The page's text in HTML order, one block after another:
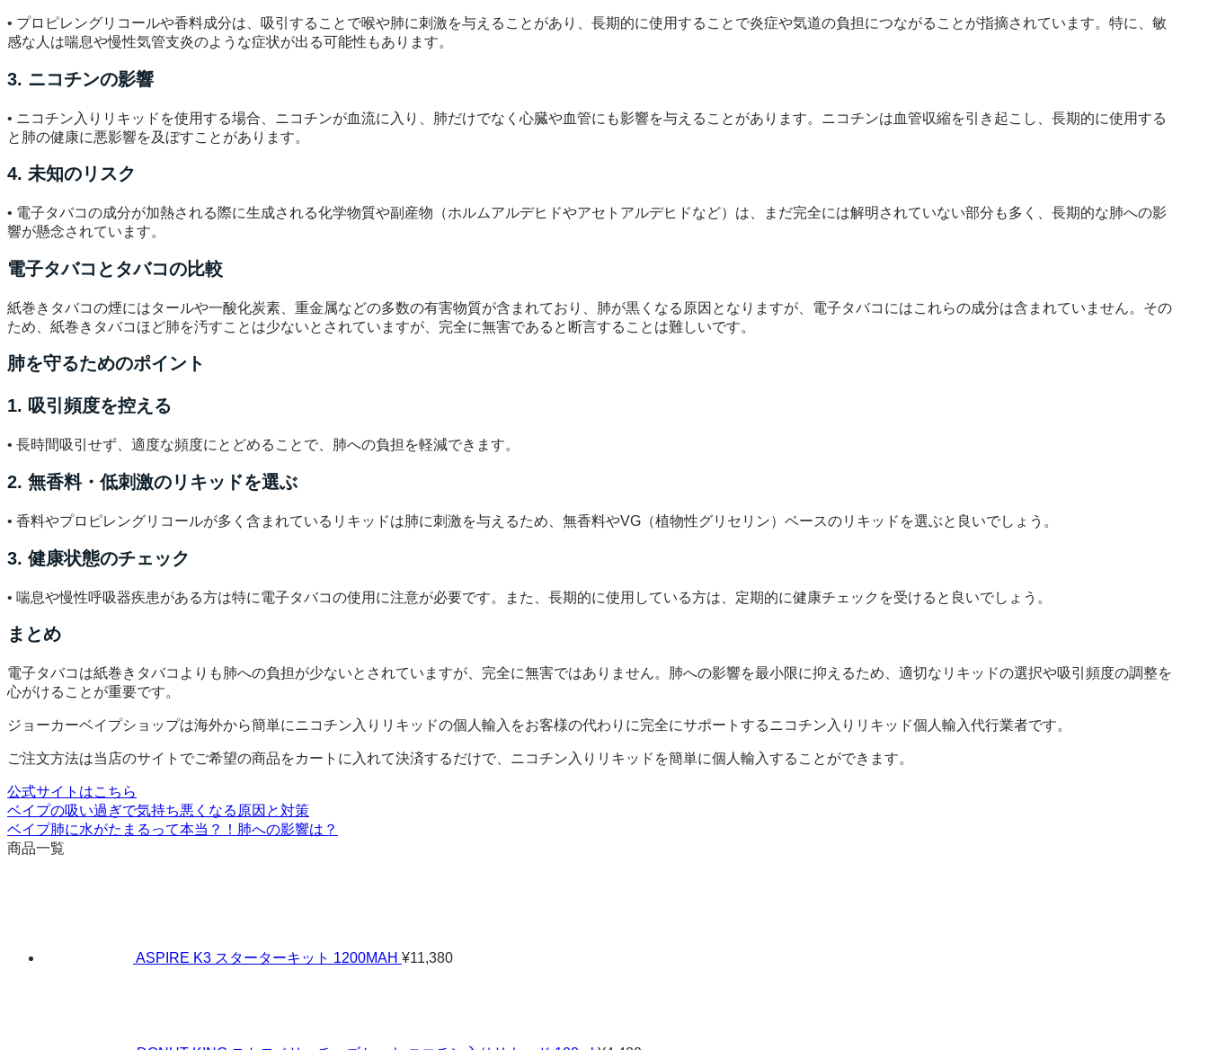
• プロピレングリコールや香料成分は、吸引することで喉や肺に刺激を与えることがあり、長期的に使用することで炎症や気道の負担につながることが指摘されています。特に、敏
感な人は喘息や慢性気管支炎のような症状が出る可能性もあります。
3. ニコチンの影響
• ニコチン入りリキッドを使用する場合、ニコチンが血流に入り、肺だけでなく心臓や血管にも影響を与えることがあります。ニコチンは血管収縮を引き起こし、長期的に使用する
と肺の健康に悪影響を及ぼすことがあります。
4. 未知のリスク
• 電子タバコの成分が加熱される際に生成される化学物質や副産物（ホルムアルデヒドやアセトアルデヒドなど）は、まだ完全には解明されていない部分も多く、長期的な肺への影
響が懸念されています。
電子タバコとタバコの比較
紙巻きタバコの煙にはタールや一酸化炭素、重金属などの多数の有害物質が含まれており、肺が黒くなる原因となりますが、電子タバコにはこれらの成分は含まれていません。その
ため、紙巻きタバコほど肺を汚すことは少ないとされていますが、完全に無害であると断言することは難しいです。
肺を守るためのポイント
1. 吸引頻度を控える
• 長時間吸引せず、適度な頻度にとどめることで、肺への負担を軽減できます。
2. 無香料・低刺激のリキッドを選ぶ
• 香料やプロピレングリコールが多く含まれているリキッドは肺に刺激を与えるため、無香料やVG（植物性グリセリン）ベースのリキッドを選ぶと良いでしょう。
3. 健康状態のチェック
• 喘息や慢性呼吸器疾患がある方は特に電子タバコの使用に注意が必要です。また、長期的に使用している方は、定期的に健康チェックを受けると良いでしょう。
まとめ
電子タバコは紙巻きタバコよりも肺への負担が少ないとされていますが、完全に無害ではありません。肺への影響を最小限に抑えるため、適切なリキッドの選択や吸引頻度の調整を
心がけることが重要です。
ジョーカーベイプショップは海外から簡単にニコチン入りリキッドの個人輸入をお客様の代わりに完全にサポートするニコチン入りリキッド個人輸入代行業者です。
ご注文方法は当店のサイトでご希望の商品をカートに入れて決済するだけで、ニコチン入りリキッドを簡単に個人輸入することができます。
公式サイトはこちら
ベイプの吸い過ぎで気持ち悪くなる原因と対策
ベイプ肺に水がたまるって本当？！肺への影響は？
商品一覧
ASPIRE K3 スターターキット 1200MAH ¥11,380